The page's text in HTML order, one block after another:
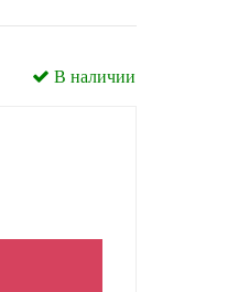
В наличии